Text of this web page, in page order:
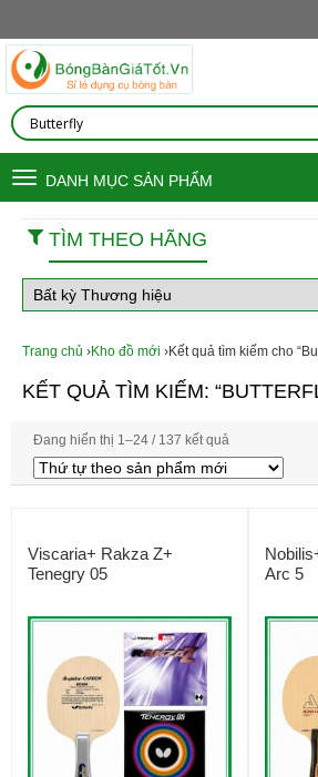
Toggle
navigation
DANH MỤC SẢN PHẨM
TÌM THEO HÃNG
Trang chủ ›Kho đồ mới ›Kết quả tìm kiếm cho
KẾT QUẢ TÌM KIẾM:
Đang hiển thị 1–24 / 137 kết quả
Viscaria+ Rakza Z+
Tenegry 05
Arc 5